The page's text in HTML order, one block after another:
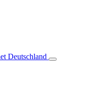
Deutschland